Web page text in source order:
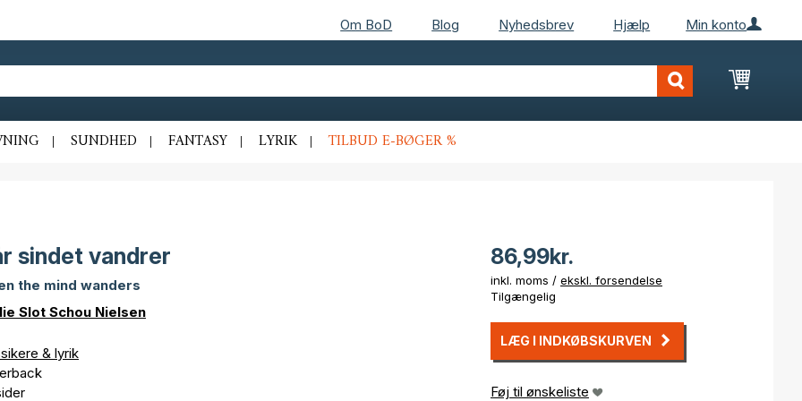
Min konto
Om BoD Blog Nyhedsbrev Hjælp
Min
SUNDHED FANTASY LYRIK TILBUD E-BØGER %
sindet vandrer
the mind wanders
Slot Schou Nielsen
& lyrik
86,99kr.
inkl. moms / ekskl. forsendelse
Tilgængelig
LÆG I INDKØBSKURVEN
Føj til ønskeliste